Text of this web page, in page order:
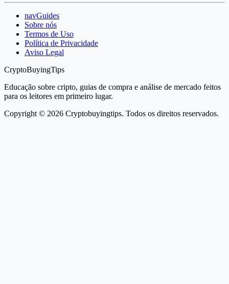
navGuides
Sobre nós
Termos de Uso
Política de Privacidade
Aviso Legal
CryptoBuyingTips
Educação sobre cripto, guias de compra e análise de mercado feitos
para os leitores em primeiro lugar.
Copyright © 2026 Cryptobuyingtips. Todos os direitos reservados.